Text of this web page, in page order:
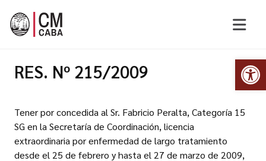
RES. Nº 215/2009
Tener por concedida al Sr. Fabricio Peralta, Categoría 15
SG en la Secretaría de Coordinación, licencia
extraordinaria por enfermedad de largo tratamiento
desde el 25 de febrero y hasta el 27 de marzo de 2009,